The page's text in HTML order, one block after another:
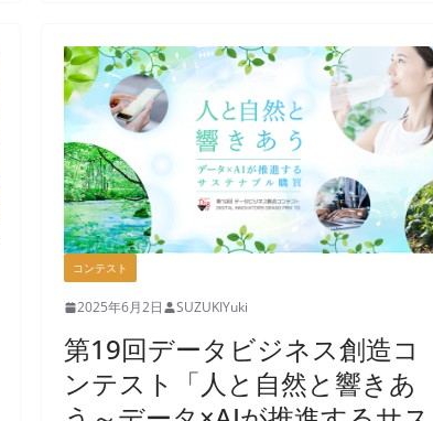
コンテスト
2025年6月2日 SUZUKIYuki
第19回データビジネス創造コ
ンテスト「人と自然と響きあ